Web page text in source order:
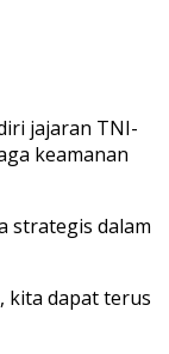
jajaran TNI-
keamanan
strategis dalam
kita dapat terus